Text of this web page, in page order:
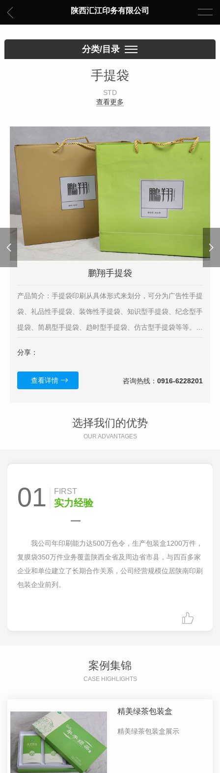
陕西汇江印务有限公司
分类/目录
手提袋
STD
查看更多
鹏翔手提袋
产品简介：手提袋印刷从具体形式来划分，可分为广告性手提
袋、礼品性手提袋、装饰性手提袋、知识型手提袋、纪念型手
提袋、简易型手提袋、趋时型手提袋、仿古型手提袋等等。下
分享：
查看详情 咨询热线： 0916-6228201
选择我们的优势
OUR ADVANTAGES
01 FIRST
实力经验
我公司年印刷能力达500万色令，生产包装盒1200万件，
复膜袋350万件业务覆盖陕西全省及周边省市县，与四百多家
企业和单位建立了长期合作关系，公司经营规模位居陕南印刷
包装企业前列。
案例集锦
CASE HIGHLIGHTS
精美绿茶包装盒
精美绿茶包装盒展示